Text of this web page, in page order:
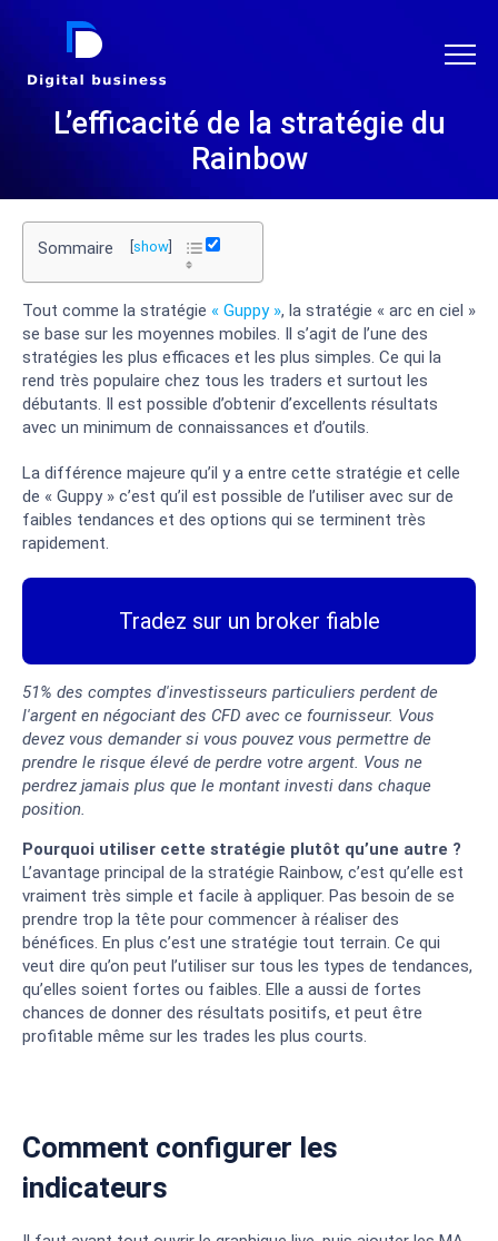
DIGITAL BUSINESS
L’efficacité de la stratégie du
Rainbow
Sommaire show
Tout comme la stratégie « Guppy », la stratégie « arc en ciel »
se base sur les moyennes mobiles. Il s’agit de l’une des
stratégies les plus efficaces et les plus simples. Ce qui la
rend très populaire chez tous les traders et surtout les
débutants. Il est possible d’obtenir d’excellents résultats
avec un minimum de connaissances et d’outils.
La différence majeure qu’il y a entre cette stratégie et celle
de « Guppy » c’est qu’il est possible de l’utiliser avec sur de
faibles tendances et des options qui se terminent très
rapidement.
Tradez sur un broker fiable
51% des comptes d'investisseurs particuliers perdent de
l'argent en négociant des CFD avec ce fournisseur. Vous
devez vous demander si vous pouvez vous permettre de
prendre le risque élevé de perdre votre argent. Vous ne
perdrez jamais plus que le montant investi dans chaque
position.
Pourquoi utiliser cette stratégie plutôt qu’une autre ?
L’avantage principal de la stratégie Rainbow, c’est qu’elle est
vraiment très simple et facile à appliquer. Pas besoin de se
prendre trop la tête pour commencer à réaliser des
bénéfices. En plus c’est une stratégie tout terrain. Ce qui
veut dire qu’on peut l’utiliser sur tous les types de tendances,
qu’elles soient fortes ou faibles. Elle a aussi de fortes
chances de donner des résultats positifs, et peut être
profitable même sur les trades les plus courts.
Comment configurer les
indicateurs